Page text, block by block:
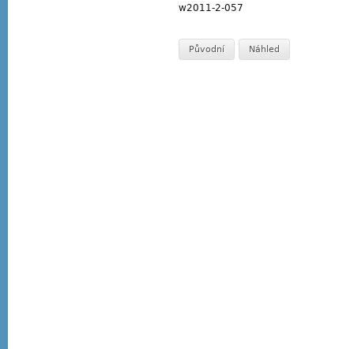
w2011-2-057
Původní Náhled